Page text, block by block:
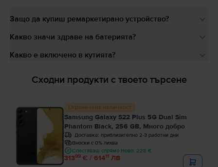
Защо да купиш ремаркетирано устройство?
Какво значи здраве на батерията?
Какво е включено в кутията?
Сходни продукти с твоето търсене
Ограничена наличност
Samsung Galaxy S22 Plus 5G Dual Sim
Phantom Black, 256 GB, Много добро
Доставка: приблизително 2-3 работни дни
Вноски с 0% лихва
Спестяваш спрямо Ново: 228 €
31399 € / 61411 ЛВ